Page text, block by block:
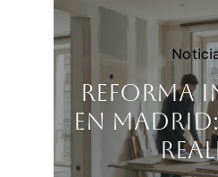
Reforma
en